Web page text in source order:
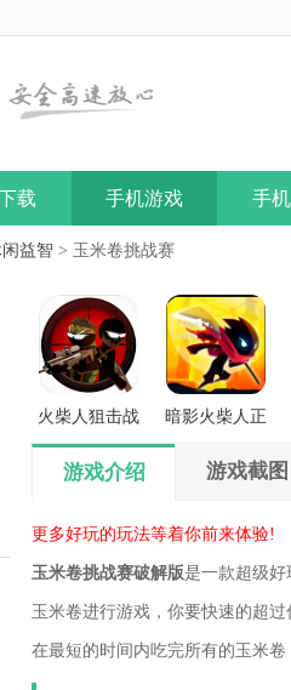
载 手机游戏 手
益智 > 玉米卷挑战赛
火柴人狙击战
场
暗影火柴人正
游戏介绍 游戏截图
更多好玩的玩法等着你前来体验!
玉米卷挑战赛破解版是一款超级
玉米卷进行游戏，你要快速的超
在最短的时间内吃完所有的玉米